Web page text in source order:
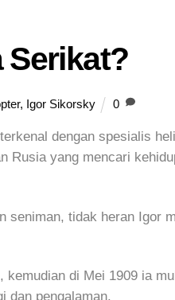
Serikat?
, Igor Sikorsky 0
dengan spesialis
Rusia yang mencari
tidak heran Igor
di Mei 1909 ia
dan pengalaman.